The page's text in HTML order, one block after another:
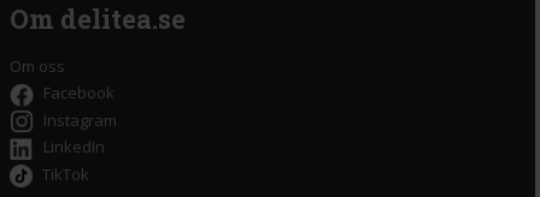
Om delitea.se
Om oss
Facebook
Instagram
LinkedIn
TikTok